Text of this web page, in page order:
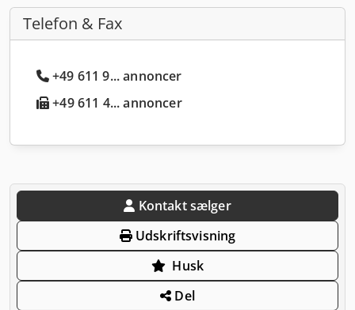
Telefon & Fax
+49 611 9... annoncer
+49 611 4... annoncer
Kontakt sælger
Udskriftsvisning
Husk
Del